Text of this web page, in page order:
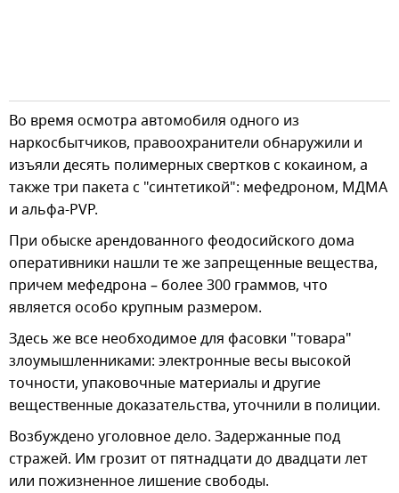
Во время осмотра автомобиля одного из
наркосбытчиков, правоохранители обнаружили и
изъяли десять полимерных свертков с кокаином, а
также три пакета с "синтетикой": мефедроном, МДМА
и альфа-PVP.
При обыске арендованного феодосийского дома
оперативники нашли те же запрещенные вещества,
причем мефедрона – более 300 граммов, что
является особо крупным размером.
Здесь же все необходимое для фасовки "товара"
злоумышленниками: электронные весы высокой
точности, упаковочные материалы и другие
вещественные доказательства, уточнили в полиции.
Возбуждено уголовное дело. Задержанные под
стражей. Им грозит от пятнадцати до двадцати лет
или пожизненное лишение свободы.